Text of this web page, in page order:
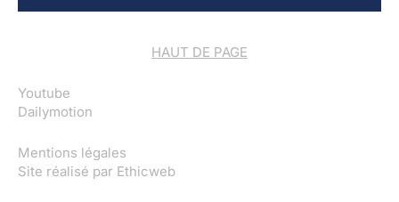
HAUT DE PAGE
Youtube
Dailymotion
Mentions légales
Site réalisé par Ethicweb